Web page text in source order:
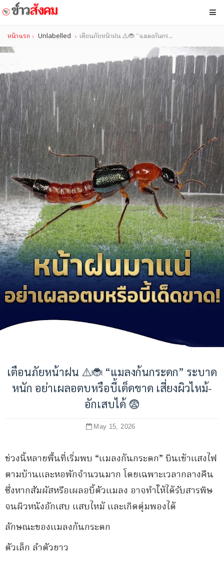
หน้าแรก Unlabelled เตือนภัยหน้าฝน ⚠️🐞 “แมลงก้นกร...
เตือนภัยหน้าฝน ⚠️🐞 “แมลงก้นกระดก” ระบาด
หนัก อย่าเผลอตบหรือบี้เด็ดขาด เสี่ยงผิวไหม้-
อักเสบได้ 😨
May 15, 2026
ช่วงนี้หลายพื้นที่เริ่มพบ “แมลงก้นกระดก” บินเข้าแสงไฟ
ตามบ้านและหอพักจำนวนมาก โดยเฉพาะเวลากลางคืน
ซึ่งหากสัมผัสหรือเผลอบี้ตัวแมลง อาจทำให้ได้รับสารพิษ
จนผิวหนังอักเสบ แสบไหม้ และเกิดตุ่มพองได้
ลักษณะของแมลงก้นกระดก
ตัวเล็ก ลำตัวยาว